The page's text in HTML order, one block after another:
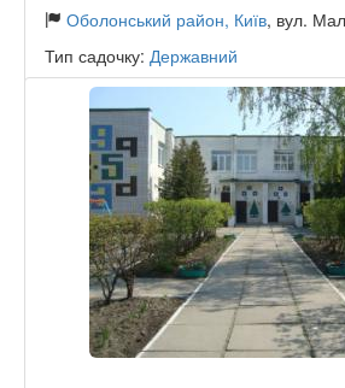
Оболонський район, Київ, вул.
Тип садочку: Державний